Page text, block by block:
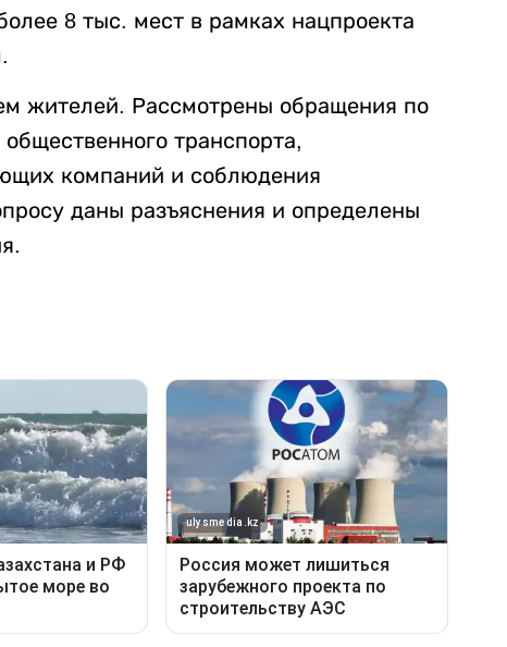
8 тыс. мест в рамках нацпроекта
жителей. Рассмотрены обращения по
транспорта,
компаний и соблюдения
даны разъяснения и определены